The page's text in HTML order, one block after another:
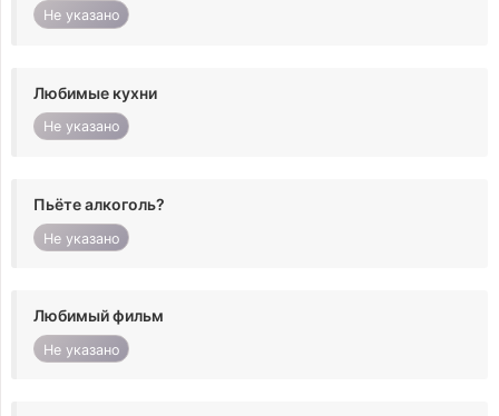
Не указано
Любимые кухни
Не указано
Пьёте алкоголь?
Не указано
Любимый фильм
Не указано